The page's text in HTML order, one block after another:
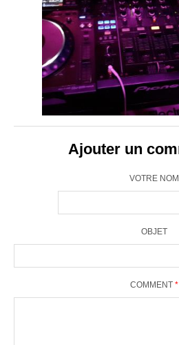
Ajouter un
VOTRE NOM
OBJET
COMMENT *